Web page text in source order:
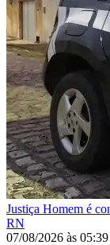
Justiça Homem é
RN
07/08/2026 às 05:39